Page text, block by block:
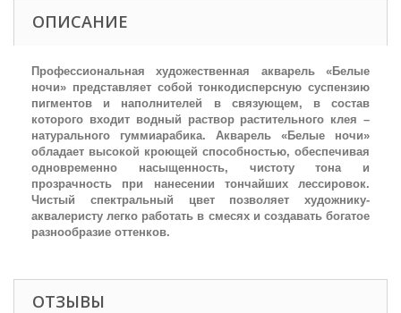
ОПИСАНИЕ
Профессиональная художественная акварель «Белые
ночи» представляет собой тонкодисперсную суспензию
пигментов и наполнителей в связующем, в состав
которого входит водный раствор растительного клея –
натурального гуммиарабика. Акварель «Белые ночи»
обладает высокой кроющей способностью, обеспечивая
одновременно насыщенность, чистоту тона и
прозрачность при нанесении тончайших лессировок.
Чистый спектральный цвет позволяет художнику-
аквалеристу легко работать в смесях и создавать богатое
разнообразие оттенков.
ОТЗЫВЫ